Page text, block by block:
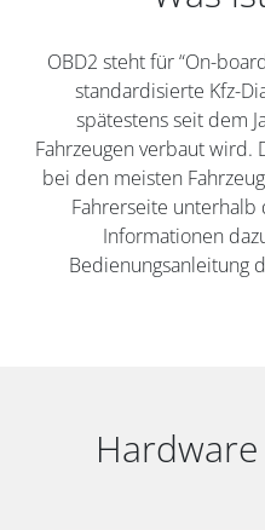
OBD2 steht für “On-
standardisierte Kfz-
spätestens seit dem
Fahrzeugen verbaut wird.
bei den meisten
Fahrerseite unterhalb
Informationen
Bedienungsanleitung